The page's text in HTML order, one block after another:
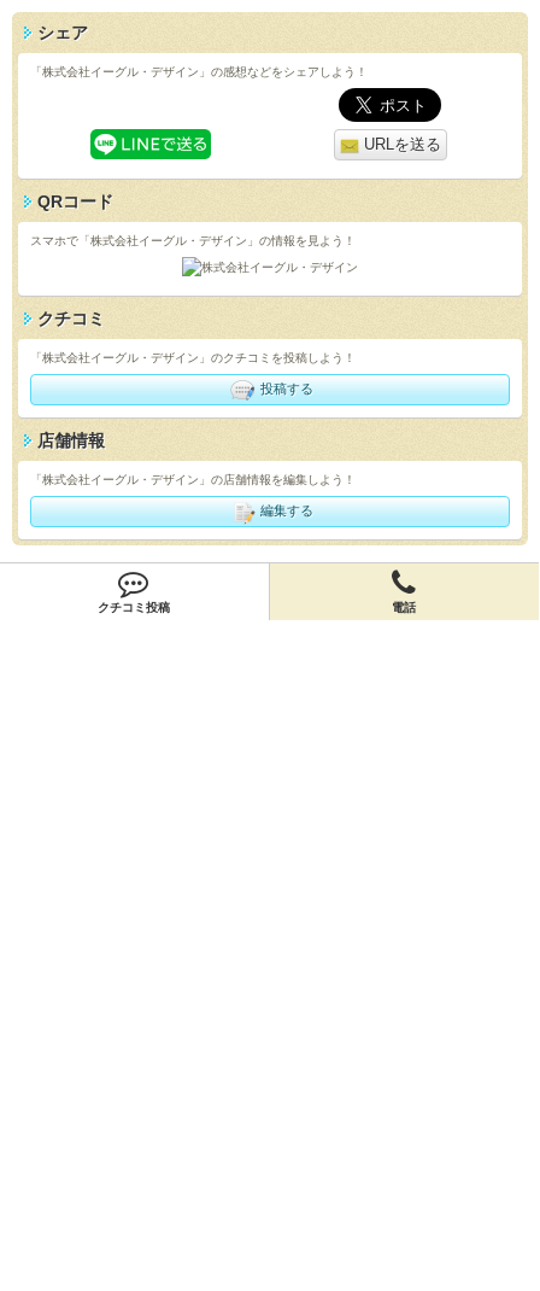
クチコミ投稿 電話
シェア
「株式会社イーグル・デザイン」の感想などをシェアしよう！
URLを送る
QRコード
スマホで「株式会社イーグル・デザイン」の情報を見よう！
クチコミ
「株式会社イーグル・デザイン」のクチコミを投稿しよう！
投稿する
店舗情報
「株式会社イーグル・デザイン」の店舗情報を編集しよう！
編集する
会員登録
無料会員登録